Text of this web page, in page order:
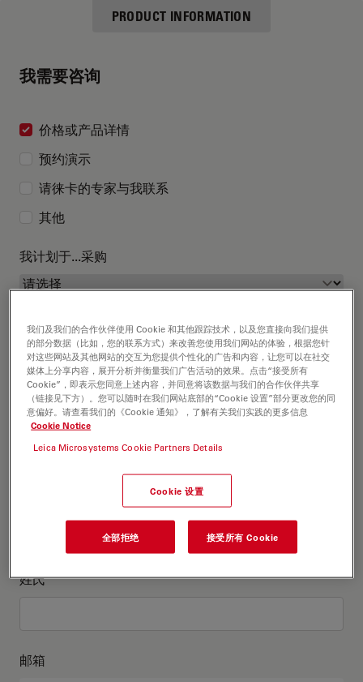
PRODUCT INFORMATION
我需要咨询
价格或产品详情
预约演示
请徕卡的专家与我联系
其他
我计划于...采购
这是关于我的信息
学术头衔
姓氏
邮箱
我们及我们的合作伙伴使用 Cookie 和其他跟踪技术，以及您直接向我们提供
的部分数据（比如，您的联系方式）来改善您使用我们网站的体验，根据您针
对这些网站及其他网站的交互为您提供个性化的广告和内容，让您可以在社交
媒体上分享内容，展开分析并衡量我们广告活动的效果。点击“接受所有
Cookie”，即表示您同意上述内容，并同意将该数据与我们的合作伙伴共享
（链接见下方）。您可以随时在我们网站底部的“Cookie 设置”部分更改您的同
意偏好。请查看我们的《Cookie 通知》，了解有关我们实践的更多信息
Cookie Notice
Leica Microsystems Cookie Partners Details
Cookie 设置
全部拒绝 接受所有 Cookie